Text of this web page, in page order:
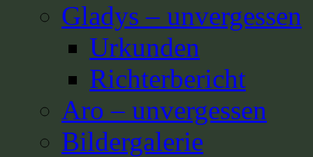
Gladys – unvergessen
Urkunden
Richterbericht
Aro – unvergessen
Bildergalerie